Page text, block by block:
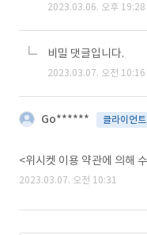
2023.03.06. 오후 19:28
비밀 댓글입니다.
2023.03.07. 오전 10:16
Go****** 클라이언트
<위시켓 이용 약관에 의해
2023.03.07. 오전 10:31